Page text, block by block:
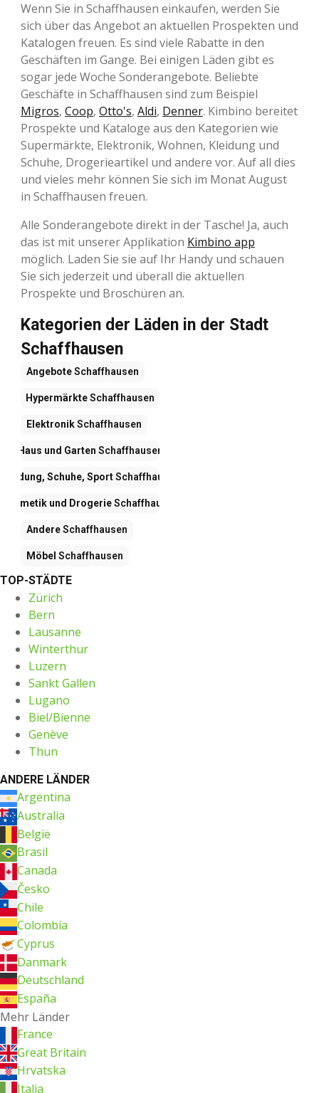
Wenn Sie in Schaffhausen einkaufen, werden Sie
sich über das Angebot an aktuellen Prospekten und
Katalogen freuen. Es sind viele Rabatte in den
Geschäften im Gange. Bei einigen Läden gibt es
sogar jede Woche Sonderangebote. Beliebte
Geschäfte in Schaffhausen sind zum Beispiel
Migros, Coop, Otto's, Aldi, Denner. Kimbino bereitet
Prospekte und Kataloge aus den Kategorien wie
Supermärkte, Elektronik, Wohnen, Kleidung und
Schuhe, Drogerieartikel und andere vor. Auf all dies
und vieles mehr können Sie sich im Monat August
in Schaffhausen freuen.
Alle Sonderangebote direkt in der Tasche! Ja, auch
das ist mit unserer Applikation Kimbino app
möglich. Laden Sie sie auf Ihr Handy und schauen
Sie sich jederzeit und überall die aktuellen
Prospekte und Broschüren an.
Kategorien der Läden in der Stadt
Schaffhausen
AngeboteSchaffhausen
HypermärkteSchaffhausen
ElektronikSchaffhausen
Haus und Garten Schaffhausen
Kleidung, Schuhe, SportSchaffhausen
Kosmetik und DrogerieSchaffhausen
AndereSchaffhausen
Möbel Schaffhausen
TOP-STÄDTE
Zürich
Bern
Lausanne
Winterthur
Luzern
Sankt Gallen
Lugano
Biel/Bienne
Genève
Thun
ANDERE LÄNDER
Argentina
Australia
België
Brasil
Canada
Česko
Chile
Colombia
Cyprus
Danmark
Deutschland
España
Mehr Länder
France
Great Britain
Hrvatska
Italia